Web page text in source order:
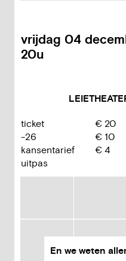
vrijdag 04
20u
ticket € 20
-26
€ 10
kansentarief
uitpas
€ 4
En we weten